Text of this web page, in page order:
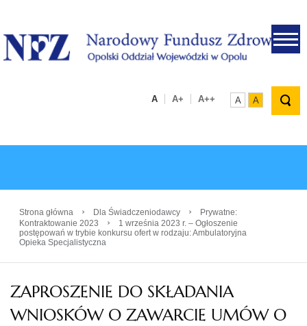
.
A A+ A++ A A
Strona główna › Dla Świadczeniodawcy ›
Prywatne:
Kontraktowanie 2023
›
1 września 2023 r. – Ogłoszenie
postępowań w trybie konkursu ofert w rodzaju: Ambulatoryjna
Opieka Specjalistyczna
ZAPROSZENIE DO SKŁADANIA
WNIOSKÓW O ZAWARCIE UMÓW O